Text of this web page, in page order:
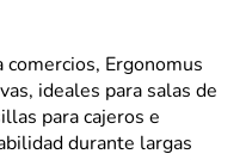
comercios, Ergonomus
ideales para salas de
para cajeros e
durante largas